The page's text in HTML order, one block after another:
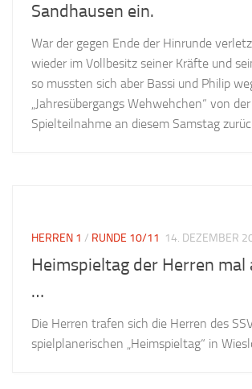
Sandhausen ein.
War der gegen Ende der Hinrunde
wieder im Vollbesitz seiner Kräfte und
so mussten sich aber Bassi und Philip
„Jahresübergangs Wehwehchen“ von
Spielteilnahme an diesem Samstag
HERREN 1 / RUNDE 10/11 14. DEZEMBER
Heimspieltag der Herren
…
Die Herren trafen sich die Herren des
spielplanerischen „Heimspieltag“ in